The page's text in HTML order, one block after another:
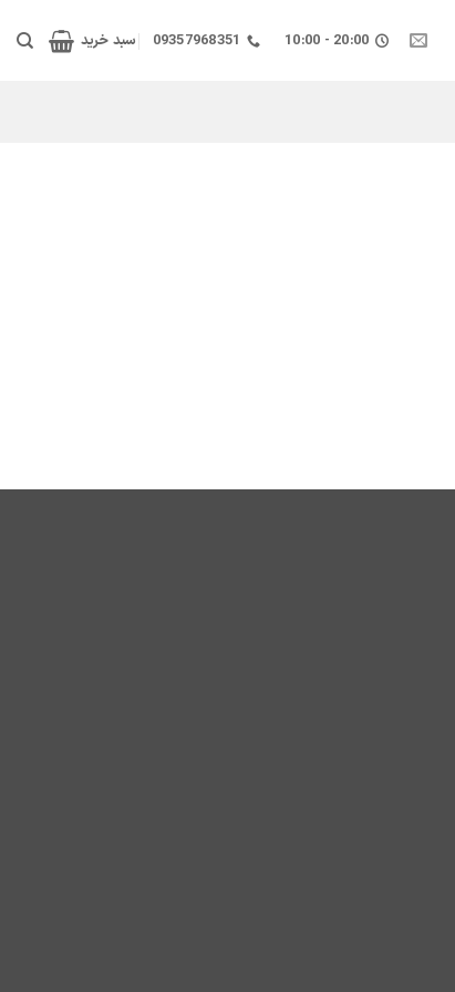
20:00 - 10:00
09357968351 سبد خرید